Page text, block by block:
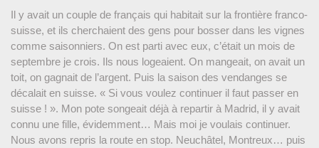
Il y avait un couple de français qui habitait sur la frontière franco-
suisse, et ils cherchaient des gens pour bosser dans les vignes
comme saisonniers. On est parti avec eux, c’était un mois de
septembre je crois. Ils nous logeaient. On mangeait, on avait un
toit, on gagnait de l’argent. Puis la saison des vendanges se
décalait en suisse. « Si vous voulez continuer il faut passer en
suisse ! ». Mon pote songeait déjà à repartir à Madrid, il y avait
connu une fille, évidemment… Mais moi je voulais continuer.
Nous avons repris la route en stop. Neuchâtel, Montreux… puis